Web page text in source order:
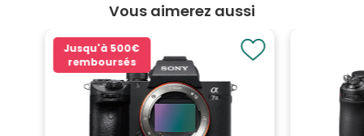
Vous aimerez aussi
Jusqu'à 500€
remboursés